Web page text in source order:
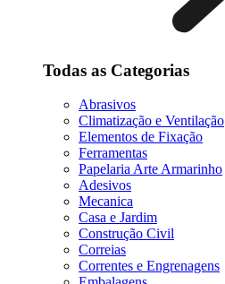
Todas as Categorias
Abrasivos
Climatização e Ventilação
Elementos de Fixação
Ferramentas
Papelaria Arte Armarinho
Adesivos
Mecanica
Casa e Jardim
Construção Civil
Correias
Correntes e Engrenagens